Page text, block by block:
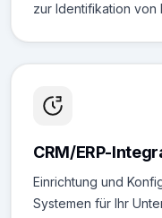
zur Identifikation von
CRM/ERP-
Einrichtung und
Systemen für Ihr